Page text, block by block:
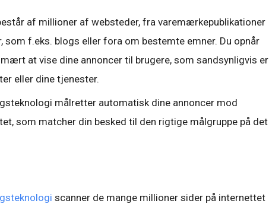
af millioner af websteder, fra varemærkepublikationer
som f.eks. blogs eller fora om bestemte emner. Du opnår
at vise dine annoncer til brugere, som sandsynligvis er
eller dine tjenester.
målretter automatisk dine annoncer mod
som matcher din besked til den rigtige målgruppe på det
scanner de mange millioner sider på internettet